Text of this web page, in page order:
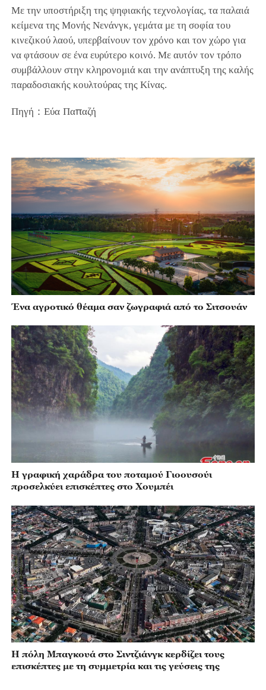
Με την υποστήριξη της ψηφιακής τεχνολογίας, τα παλαιά
κείμενα της Μονής Νενάνγκ, γεμάτα με τη σοφία του
κινεζικού λαού, υπερβαίνουν τον χρόνο και τον χώρο για
να φτάσουν σε ένα ευρύτερο κοινό. Με αυτόν τον τρόπο
συμβάλλουν στην κληρονομιά και την ανάπτυξη της καλής
παραδοσιακής κουλτούρας της Κίνας.
Πηγή：Εύα Παπαζή
Ένα αγροτικό θέαμα σαν ζωγραφιά από το Σιτσουάν
Η γραφική χαράδρα του ποταμού Γιοουσούι
προσελκύει επισκέπτες στο Χουμπέι
Η πόλη Μπαγκουά στο Σιντζιάνγκ κερδίζει τους
επισκέπτες με τη συμμετρία και τις γεύσεις της